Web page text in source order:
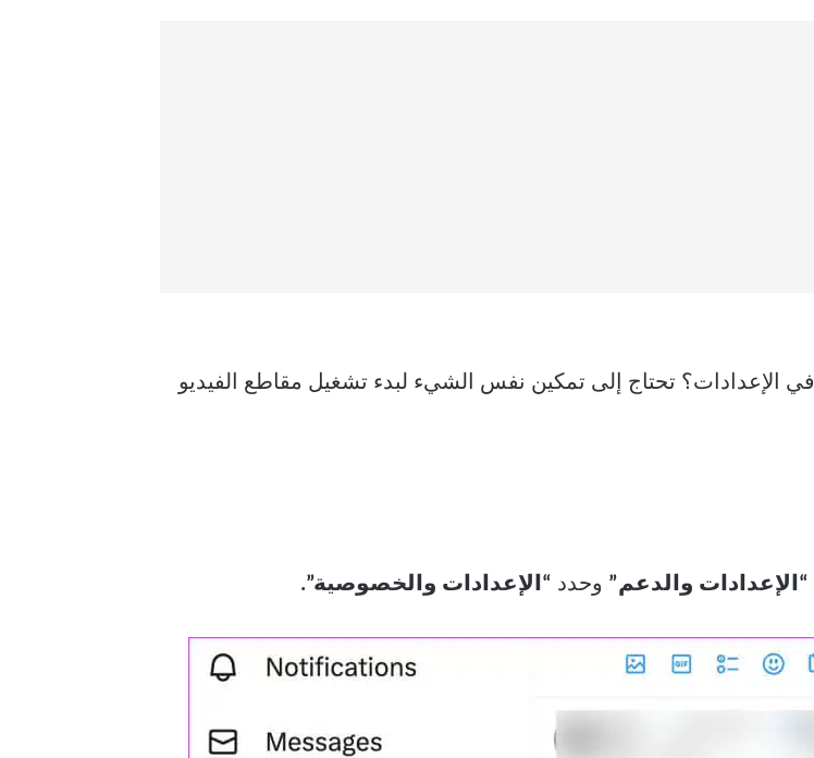
هل قمت بتعطيل التشغيل التلقائي للفيديو على Twitter في الإعدادات؟ تحتاج إلى تمكين نفس الشيء لبدء تشغيل مقاطع الفيديو
“الإعدادات والدعم” وحدد “الإعدادات والخصوصية”.